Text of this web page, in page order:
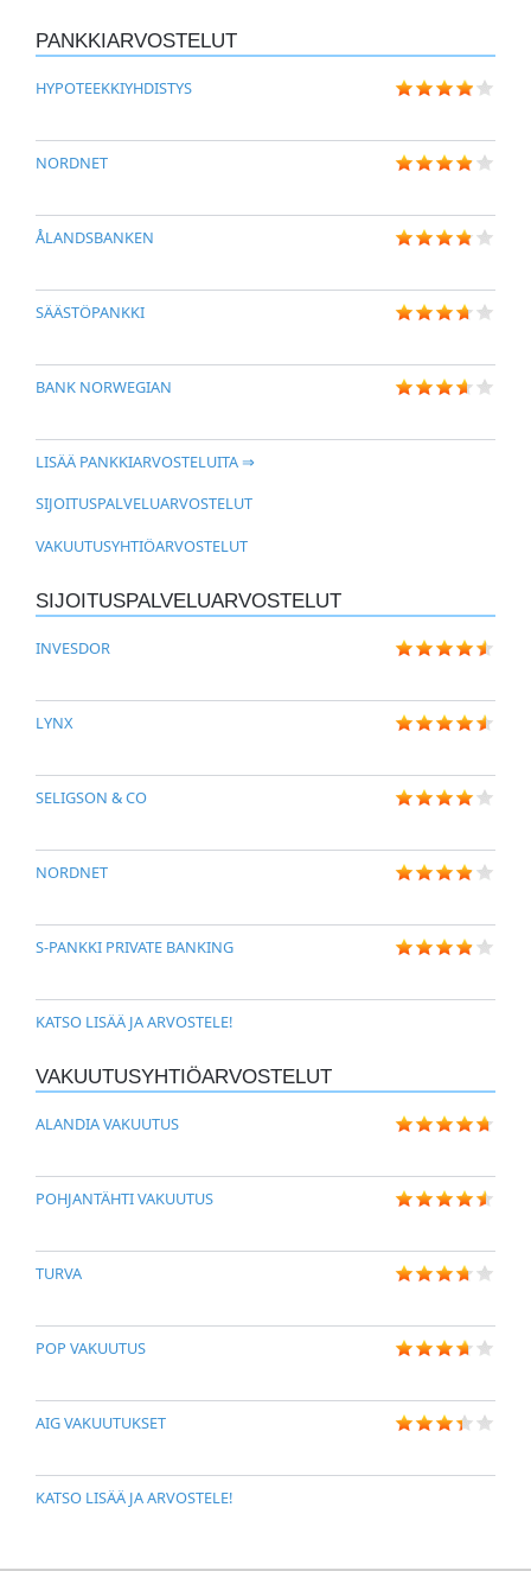
PANKKIARVOSTELUT
HYPOTEEKKIYHDISTYS
NORDNET
ÅLANDSBANKEN
SÄÄSTÖPANKKI
BANK NORWEGIAN
LISÄÄ PANKKIARVOSTELUITA ⇒
SIJOITUSPALVELUARVOSTELUT
VAKUUTUSYHTIÖARVOSTELUT
SIJOITUSPALVELUARVOSTELUT
INVESDOR
LYNX
SELIGSON & CO
NORDNET
S-PANKKI PRIVATE BANKING
KATSO LISÄÄ JA ARVOSTELE!
VAKUUTUSYHTIÖARVOSTELUT
ALANDIA VAKUUTUS
POHJANTÄHTI VAKUUTUS
TURVA
POP VAKUUTUS
AIG VAKUUTUKSET
KATSO LISÄÄ JA ARVOSTELE!